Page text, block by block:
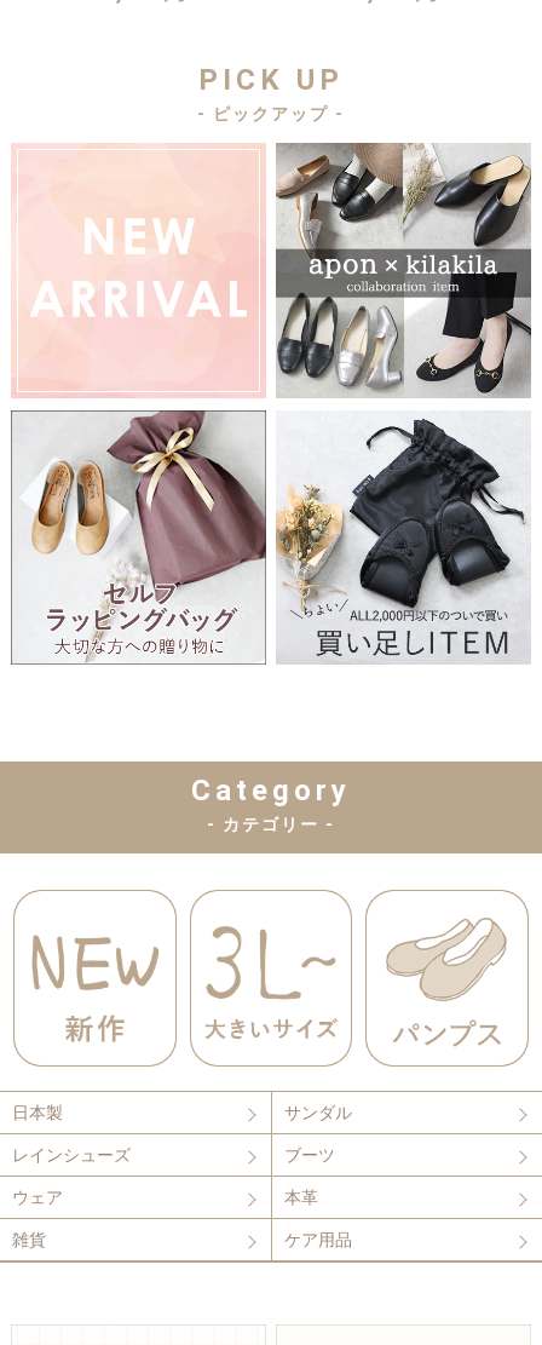
PICK UP
- ピックアップ -
Category
- カテゴリー -
日本製 サンダル
レインシューズ ブーツ
ウェア 本革
雑貨 ケア用品